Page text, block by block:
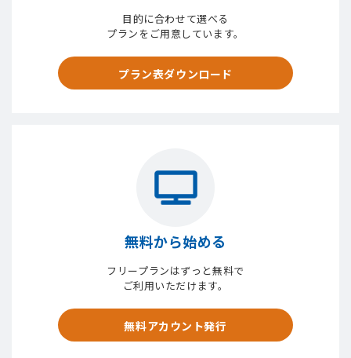
目的に合わせて選べる
プランをご用意しています。
プラン表ダウンロード
無料から始める
フリープランはずっと無料で
ご利用いただけます。
無料アカウント発行